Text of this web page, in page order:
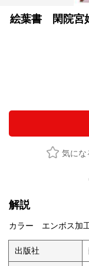
絵葉書 閑院宮
気にな
解説
カラー エンボス加
出版社